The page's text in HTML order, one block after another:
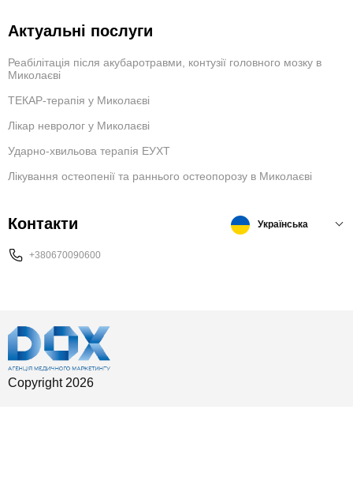
Актуальні послуги
Реабілітація після акубаротравми, контузії головного мозку в
Миколаєві
ТЕКАР-терапія у Миколаєві
Лікар невролог у Миколаєві
Ударно-хвильова терапія ЕУХТ
Лікування остеопенії та раннього остеопорозу в Миколаєві
Контакти
+380670090600
Українська
Copyright 2026